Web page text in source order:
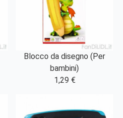
Blocco da disegno (Per
bambini)
1,29 €